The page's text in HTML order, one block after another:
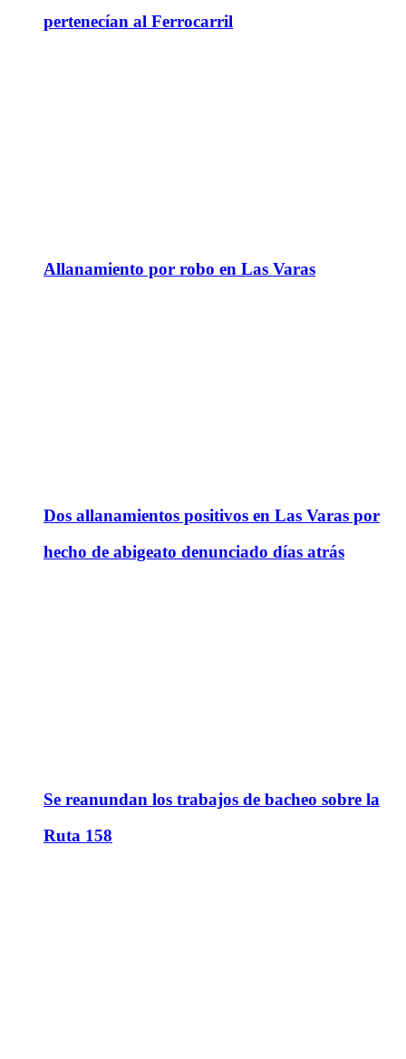
pertenecían al Ferrocarril
Allanamiento por robo en Las Varas
Dos allanamientos positivos en Las Varas por
hecho de abigeato denunciado días atrás
Se reanundan los trabajos de bacheo sobre la
Ruta 158